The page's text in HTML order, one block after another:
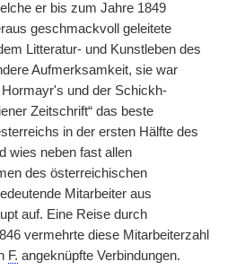
er bis zum Jahre 1849
geschmackvoll geleitete
Litteratur- und Kunstleben des
Aufmerksamkeit, sie war
Hormayr's und der Schickh-
Zeitschrift“ das beste
in der ersten Hälfte des
wies neben fast allen
des österreichischen
Mitarbeiter aus
auf. Eine Reise durch
vermehrte diese Mitarbeiterzahl
F. angeknüpfte Verbindungen.